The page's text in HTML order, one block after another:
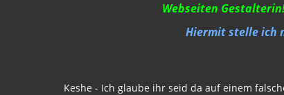
Webseiten
Hiermit stelle ich
Keshe - Ich glaube ihr seid da auf einem